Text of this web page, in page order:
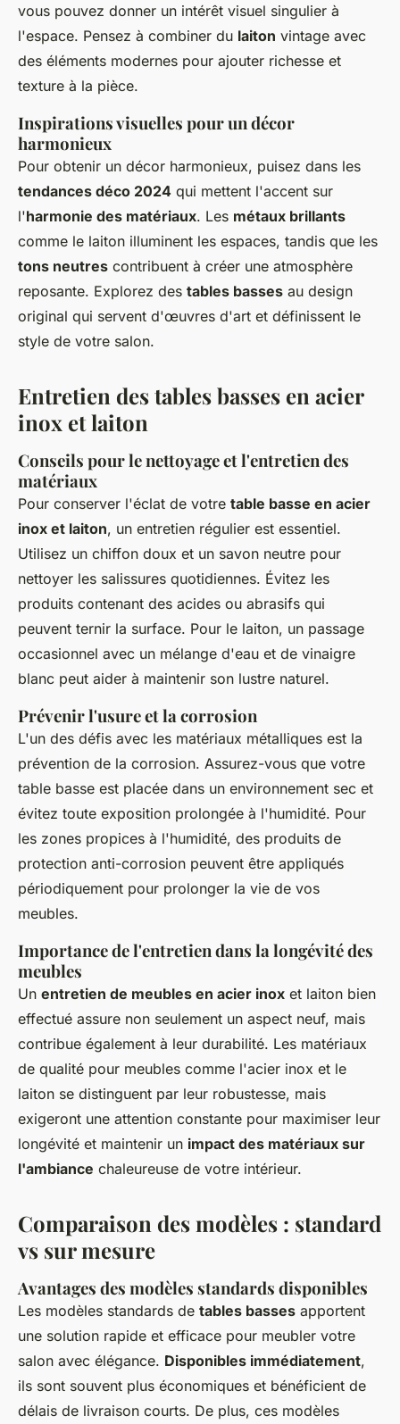
vous pouvez donner un intérêt visuel singulier à
l'espace. Pensez à combiner du laiton vintage avec
des éléments modernes pour ajouter richesse et
texture à la pièce.
Inspirations visuelles pour un décor
harmonieux
Pour obtenir un décor harmonieux, puisez dans les
tendances déco 2024 qui mettent l'accent sur
l'harmonie des matériaux. Les métaux brillants
comme le laiton illuminent les espaces, tandis que les
tons neutres contribuent à créer une atmosphère
reposante. Explorez des tables basses au design
original qui servent d'œuvres d'art et définissent le
style de votre salon.
Entretien des tables basses en acier
inox et laiton
Conseils pour le nettoyage et l'entretien des
matériaux
Pour conserver l'éclat de votre table basse en acier
inox et laiton, un entretien régulier est essentiel.
Utilisez un chiffon doux et un savon neutre pour
nettoyer les salissures quotidiennes. Évitez les
produits contenant des acides ou abrasifs qui
peuvent ternir la surface. Pour le laiton, un passage
occasionnel avec un mélange d'eau et de vinaigre
blanc peut aider à maintenir son lustre naturel.
Prévenir l'usure et la corrosion
L'un des défis avec les matériaux métalliques est la
prévention de la corrosion. Assurez-vous que votre
table basse est placée dans un environnement sec et
évitez toute exposition prolongée à l'humidité. Pour
les zones propices à l'humidité, des produits de
protection anti-corrosion peuvent être appliqués
périodiquement pour prolonger la vie de vos
meubles.
Importance de l'entretien dans la longévité des
meubles
Un entretien de meubles en acier inox et laiton bien
effectué assure non seulement un aspect neuf, mais
contribue également à leur durabilité. Les matériaux
de qualité pour meubles comme l'acier inox et le
laiton se distinguent par leur robustesse, mais
exigeront une attention constante pour maximiser leur
longévité et maintenir un impact des matériaux sur
l'ambiance chaleureuse de votre intérieur.
Comparaison des modèles : standard
vs sur mesure
Avantages des modèles standards disponibles
Les modèles standards de tables basses apportent
une solution rapide et efficace pour meubler votre
salon avec élégance. Disponibles immédiatement,
ils sont souvent plus économiques et bénéficient de
délais de livraison courts. De plus, ces modèles